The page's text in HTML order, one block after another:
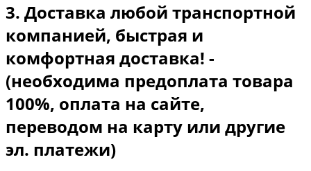
3. Доставка любой транспортной
компанией, быстрая и
комфортная доставка! -
(необходима предоплата товара
100%, оплата на сайте,
переводом на карту или другие
эл. платежи)